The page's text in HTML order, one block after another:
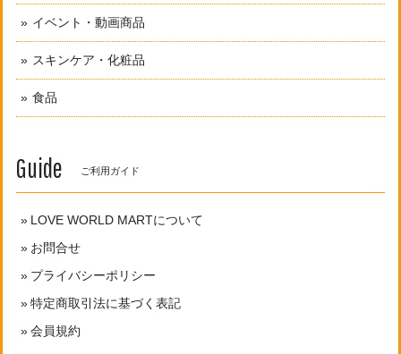
イベント・動画商品
スキンケア・化粧品
食品
Guide ご利用ガイド
LOVE WORLD MARTについて
お問合せ
プライバシーポリシー
特定商取引法に基づく表記
会員規約